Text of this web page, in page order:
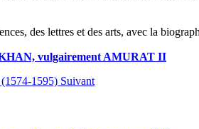
des lettres et des arts, avec la
vulgairement AMURAT II
1595) Suivant